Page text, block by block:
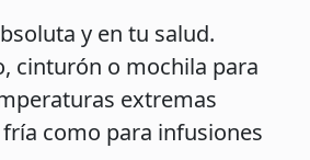
y en tu salud.
cinturón o mochila para
extremas
como para infusiones